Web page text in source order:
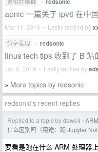
apnic 一篇关于 ipv6 在中
Mar 11, 2019 • Lastly replied by
分享发现 • redsonic
linus tech tips 收到了 B 站
Jan 6, 2019 • Lastly replied by
» More topics by redsonic
redsonic's recent replies
Replied to a topic by daweii ›
什么区别吗（用途：跑 Jupyter
要看是跑在什么 ARM 处理器